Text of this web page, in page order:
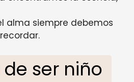
alma siempre debemos
recordar.
ser niño